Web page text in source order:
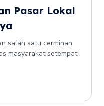
Pasar Lokal
salah satu cerminan
masyarakat setempat,